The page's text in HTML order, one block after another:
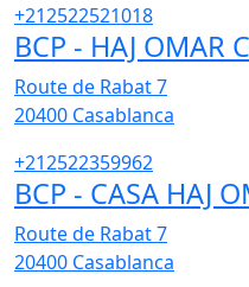
+212522521018
BCP - HAJ OMAR
Route de Rabat 7
20400 Casablanca
+212522359962
BCP - CASA HAJ
Route de Rabat 7
20400 Casablanca